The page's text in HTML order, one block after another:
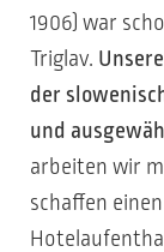
1906) war
Triglav.
der
und
arbeiten wir
schaffen